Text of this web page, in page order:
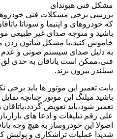
مشکل فنی هیوندای
بررسی برخی مشکلات فنی
که خودروهای و اپتیما و سوناتا
باشید و متوجه صدای غیر طبیعی
خاموش کنید،با مشکل شاتون زدن
به دلیل صدای سیستم صوتی و عدم
فنی،ممکن است یاتاقان به حدی
سیلندر بیرون بزند.
بابت تعمیر این موتور ها باید برخی
باشید.میلنگ این موتور چنانچه
علی رقم تبلیغات و ادعا های
شدیدا عملیات تراشکاری و پولیش